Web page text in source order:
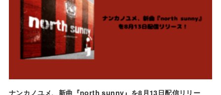
ナンカノユメ、新曲『north sunny』を8月13日配信リリー